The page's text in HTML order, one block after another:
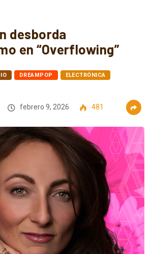
desborda
en “Overflowing”
DREAMPOP ELECTRÓNICA
febrero 9, 2026 481